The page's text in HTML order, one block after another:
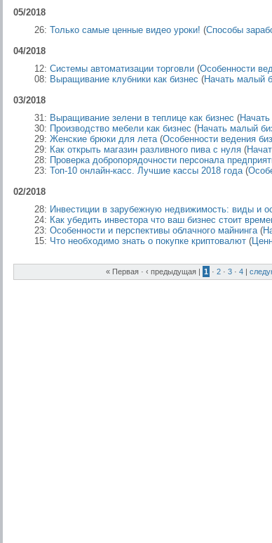
05/2018
26: Только самые ценные видео уроки! (Способы
04/2018
12: Системы автоматизации торговли (Особенности
08: Выращивание клубники как бизнес (Начать малый
03/2018
31: Выращивание зелени в теплице как бизнес (
30: Производство мебели как бизнес (Начать малый
29: Женские брюки для лета (Особенности ведения
29: Как открыть магазин разливного пива с нуля (
28: Проверка добропорядочности персонала
23: Топ-10 онлайн-касс. Лучшие кассы 2018 года (
02/2018
28: Инвестиции в зарубежную недвижимость: виды и
24: Как убедить инвестора что ваш бизнес стоит
23: Особенности и перспективы облачного майнинга (
15: Что необходимо знать о покупке криптовалют (
« Первая · ‹ предыдущая | 1 · 2 · 3 · 4 |